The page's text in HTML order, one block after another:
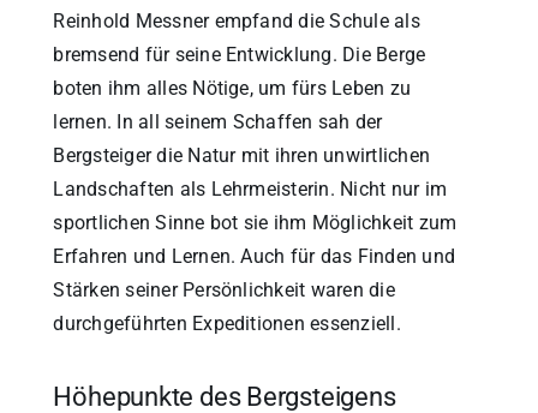
Reinhold Messner empfand die Schule als
bremsend für seine Entwicklung. Die Berge
boten ihm alles Nötige, um fürs Leben zu
lernen. In all seinem Schaffen sah der
Bergsteiger die Natur mit ihren unwirtlichen
Landschaften als Lehrmeisterin. Nicht nur im
sportlichen Sinne bot sie ihm Möglichkeit zum
Erfahren und Lernen. Auch für das Finden und
Stärken seiner Persönlichkeit waren die
durchgeführten Expeditionen essenziell.
Höhepunkte des Bergsteigens